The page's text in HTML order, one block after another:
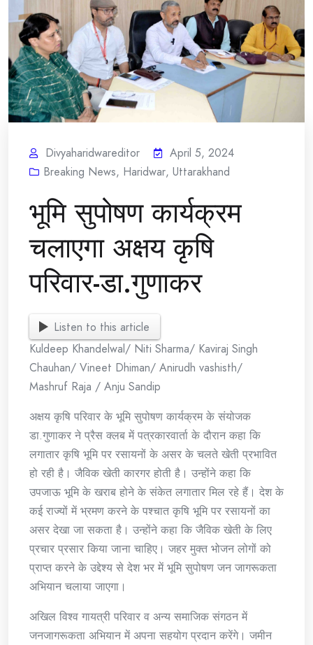
Divyaharidwareditor
April 5, 2024
Breaking News, Haridwar, Uttarakhand
भूमि सुपोषण कार्यक्रम
चलाएगा अक्षय कृषि
परिवार-डा.गुणाकर
Listen to this article
Kuldeep Khandelwal/ Niti Sharma/ Kaviraj Singh
Chauhan/ Vineet Dhiman/ Anirudh vashisth/
Mashruf Raja / Anju Sandip
अक्षय कृषि परिवार के भूमि सुपोषण कार्यक्रम के संयोजक
डा.गुणाकर ने प्रैस क्लब में पत्रकारवार्ता के दौरान कहा कि
लगातार कृषि भूमि पर रसायनों के असर के चलते खेती प्रभावित
हो रही है। जैविक खेती कारगर होती है। उन्होंने कहा कि
उपजाऊ भूमि के खराब होने के संकेत लगातार मिल रहे हैं। देश के
कई राज्यों में भ्रमण करने के पश्चात कृषि भूमि पर रसायनों का
असर देखा जा सकता है। उन्होंने कहा कि जैविक खेती के लिए
प्रचार प्रसार किया जाना चाहिए। जहर मुक्त भोजन लोगों को
प्राप्त करने के उद्देश्य से देश भर में भूमि सुपोषण जन जागरूकता
अभियान चलाया जाएगा।
अखिल विश्व गायत्री परिवार व अन्य समाजिक संगठन में
जनजागरूकता अभियान में अपना सहयोग प्रदान करेंगे। जमीन